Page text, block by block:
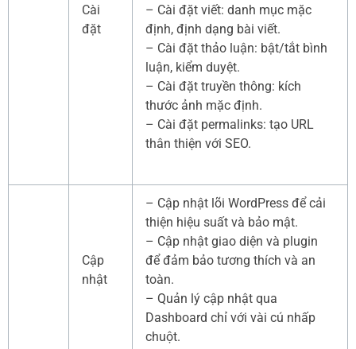
Cài
đặt
– Cài đặt viết: danh mục mặc
định, định dạng bài viết.
– Cài đặt thảo luận: bật/tắt bình
luận, kiểm duyệt.
– Cài đặt truyền thông: kích
thước ảnh mặc định.
– Cài đặt permalinks: tạo URL
thân thiện với SEO.
Cập
nhật
– Cập nhật lõi WordPress để cải
thiện hiệu suất và bảo mật.
– Cập nhật giao diện và plugin
để đảm bảo tương thích và an
toàn.
– Quản lý cập nhật qua
Dashboard chỉ với vài cú nhấp
chuột.